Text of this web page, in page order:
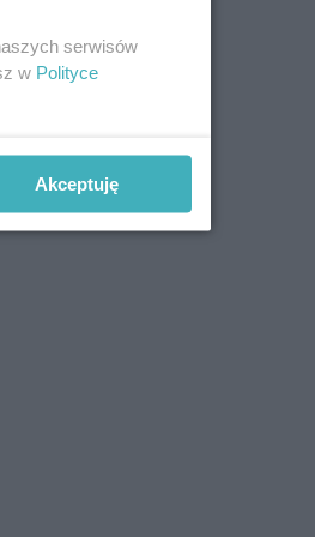
serwisów
w Polityce
Akceptuję